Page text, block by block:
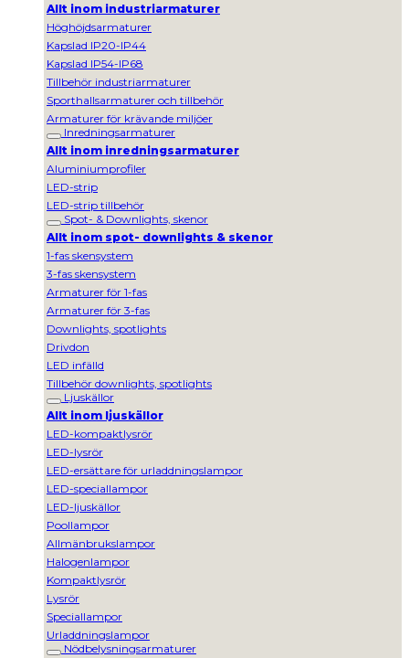
Allt inom industriarmaturer
Höghöjdsarmaturer
Kapslad IP20-IP44
Kapslad IP54-IP68
Tillbehör industriarmaturer
Sporthallsarmaturer och tillbehör
Armaturer för krävande miljöer
Inredningsarmaturer
Allt inom inredningsarmaturer
Aluminiumprofiler
LED-strip
LED-strip tillbehör
Spot- & Downlights, skenor
Allt inom spot- downlights & skenor
1-fas skensystem
3-fas skensystem
Armaturer för 1-fas
Armaturer för 3-fas
Downlights, spotlights
Drivdon
LED infälld
Tillbehör downlights, spotlights
Ljuskällor
Allt inom ljuskällor
LED-kompaktlysrör
LED-lysrör
LED-ersättare för urladdningslampor
LED-speciallampor
LED-ljuskällor
Poollampor
Allmänbrukslampor
Halogenlampor
Kompaktlysrör
Lysrör
Speciallampor
Urladdningslampor
Nödbelysningsarmaturer